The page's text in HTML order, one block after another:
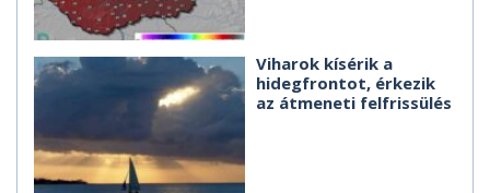
Viharok kísérik a
hidegfrontot, érkezik
az átmeneti felfrissülés